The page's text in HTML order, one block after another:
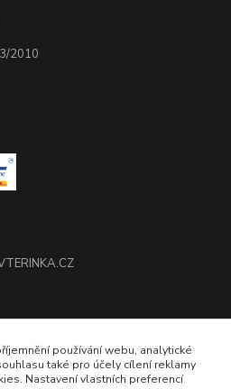
2010
So 8:00-12:00hod)
používání webu, analytické
také pro účely cílení reklamy
Nastavení vlastních preferencí